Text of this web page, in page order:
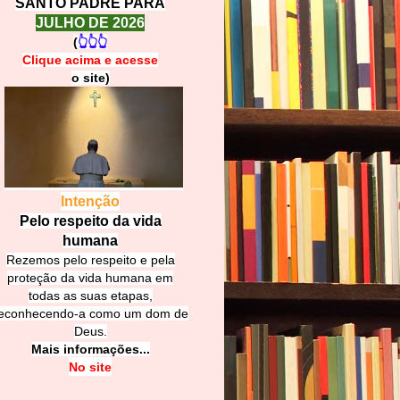
SANTO PADRE PARA
JULHO DE 2026
(👆👆👆
Clique acima e acesse
o site)
Intenção
Pelo respeito da vida
humana
Rezemos pelo respeito e pela
proteção da vida humana em
todas as suas etapas,
a como um dom de
Deus.
Mais informações...
No site